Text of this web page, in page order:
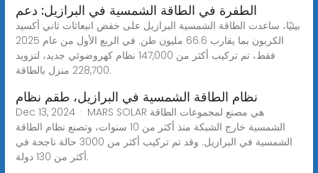
الطفرة في الطاقة الشمسية في البرازيل: دعم
بيئيًا، ساعدت الطاقة الشمسية البرازيل على خفض انبعاثات ثاني أكسيد
الكربون بما يقارب 66.6 مليون طن. في الربع الأول من عام 2025
فقط، تم تركيب أكثر من 147,000 نظام كهروضوئي جديد، لتزويد
228,700 منزل بالطاقة.
نظام الطاقة الشمسية في البرازيل، طقم نظام
Dec 13, 2024 · MARS SOLAR هي مصنع لمجموعات الطاقة
الشمسية خارج الشبكة منذ أكثر من 10 سنوات، وتصنع نظام الطاقة
الشمسية في البرازيل. وقد تم تركيب أكثر من 3000 حالة ناجحة في
أكثر من 130 دولة.